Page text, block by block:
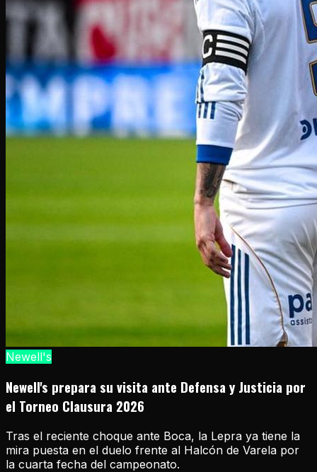
Newell's
Newell's prepara su visita ante Defensa y Justicia por
el Torneo Clausura 2026
Tras el reciente choque ante Boca, la Lepra ya tiene la
mira puesta en el duelo frente al Halcón de Varela por
la cuarta fecha del campeonato.